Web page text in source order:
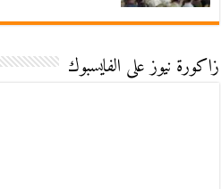
زاكورة نيوز على الفايسبوك